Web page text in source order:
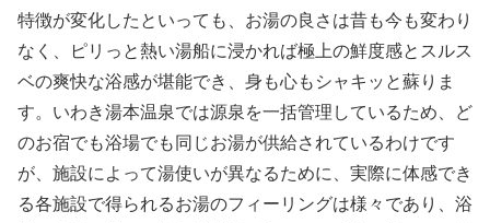
特徴が変化したといっても、お湯の良さは昔も今も変わり
なく、ピリっと熱い湯船に浸かれば極上の鮮度感とスルス
ベの爽快な浴感が堪能でき、身も心もシャキッと蘇りま
す。いわき湯本温泉では源泉を一括管理しているため、ど
のお宿でも浴場でも同じお湯が供給されているわけです
が、施設によって湯使いが異なるために、実際に体感でき
る各施設で得られるお湯のフィーリングは様々であり、浴